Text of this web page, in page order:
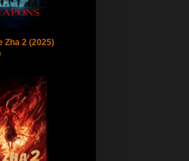
Zha 2 (2025)